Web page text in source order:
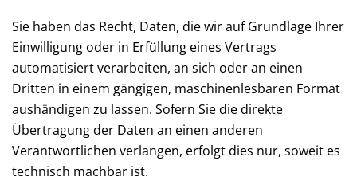
Sie haben das Recht, Daten, die wir auf Grundlage Ihrer
Einwilligung oder in Erfüllung eines Vertrags
automatisiert verarbeiten, an sich oder an einen
Dritten in einem gängigen, maschinenlesbaren Format
aushändigen zu lassen. Sofern Sie die direkte
Übertragung der Daten an einen anderen
Verantwortlichen verlangen, erfolgt dies nur, soweit es
technisch machbar ist.